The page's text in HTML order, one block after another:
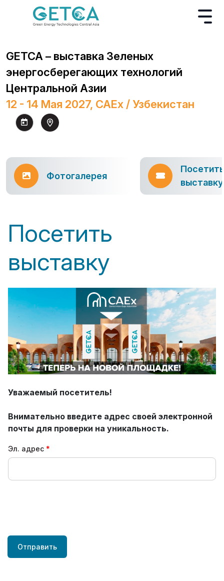
GETCA – выставка Зеленых
энергосберегающих технологий
Центральной Азии
12 - 14 Мая 2027, CAEx / Узбекистан
Фотогалерея
Посетить
выставку
Посетить
выставку
Уважаемый посетитель!
Внимательно введите адрес своей электронной
почты для проверки на уникальность.
Эл. адрес
Отправить